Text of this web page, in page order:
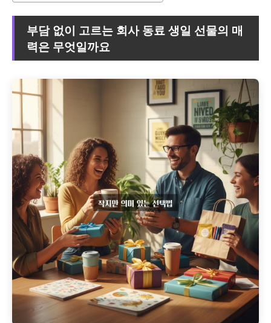
부담 없이 고르는 회사 동료 생일 선물의 매
력은 무엇일까요